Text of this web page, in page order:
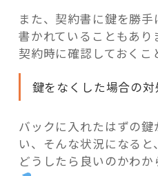
また、契約書に鍵を勝
書かれていることもあり
契約時に確認しておくこ
鍵をなくした場合の対
バックに入れたはずの
い、そんな状況になると
どうしたら良いのかわ